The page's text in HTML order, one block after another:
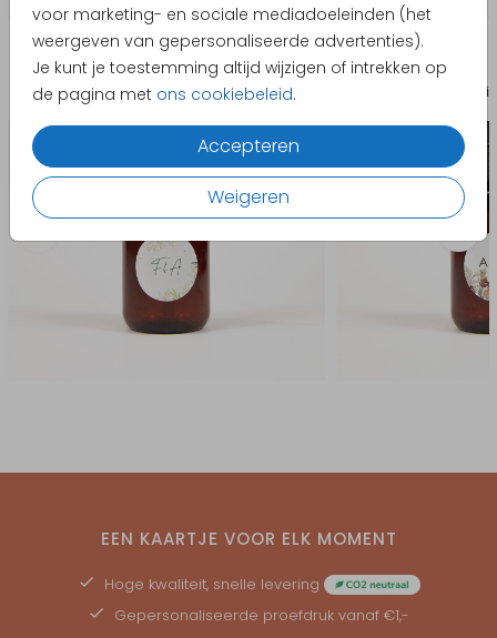
voor marketing- en sociale mediadoeleinden (het
weergeven van gepersonaliseerde advertenties).
Je kunt je toestemming altijd wijzigen of intrekken op
de pagina met ons cookiebeleid.
Accepteren
Weigeren
Producten die hierop lijken
Sticker
EEN KAARTJE VOOR ELK MOMENT
Hoge kwaliteit, snelle levering
Gepersonaliseerde proefdruk vanaf €1,-